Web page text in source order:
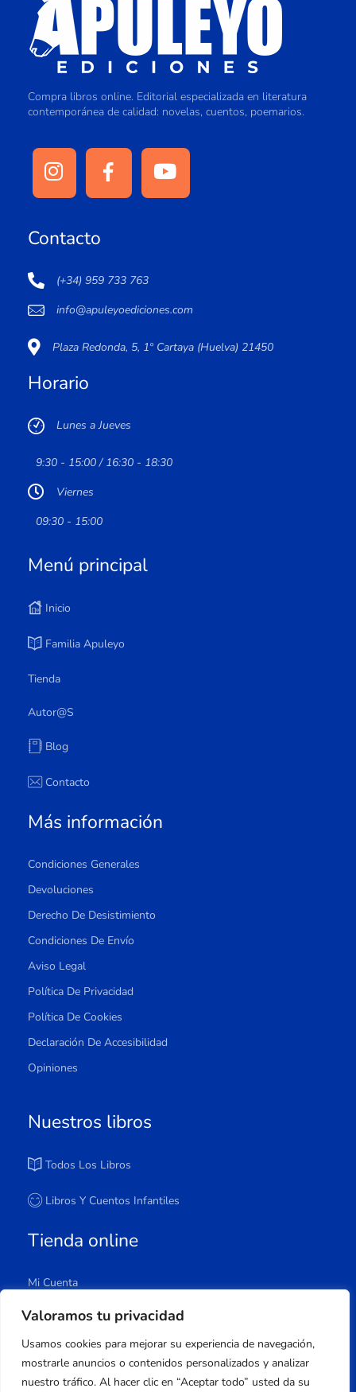
Valoramos tu privacidad
Usamos cookies para mejorar su experiencia de navegación,
mostrarle anuncios o contenidos personalizados y analizar
nuestro tráfico. Al hacer clic en “Aceptar todo” usted da su
Compra libros online. Editorial especializada en literatura
contemporánea de calidad: novelas, cuentos, poemarios.
Contacto
(+34) 959 733 763
info@apuleyoediciones.com
Plaza Redonda, 5, 1º Cartaya (Huelva) 21450
Horario
Lunes a Jueves
9:30 - 15:00 / 16:30 - 18:30
Viernes
09:30 - 15:00
Menú principal
Inicio
Familia Apuleyo
Tienda
Autor@s
Blog
Contacto
Más información
Condiciones Generales
Devoluciones
Derecho De Desistimiento
Condiciones De Envío
Aviso Legal
Política De Privacidad
Política De Cookies
Declaración De Accesibilidad
Opiniones
Nuestros libros
Todos Los Libros
Libros Y Cuentos Infantiles
Tienda online
Mi Cuenta
Carrito
Lista De Deseos